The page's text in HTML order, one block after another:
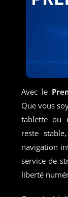
Avec le
Que vous
tablette ou
reste
navigation
service de
liberté